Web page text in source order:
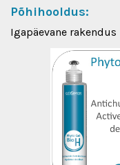
Põhihooldus:
Igapäevane rakendus